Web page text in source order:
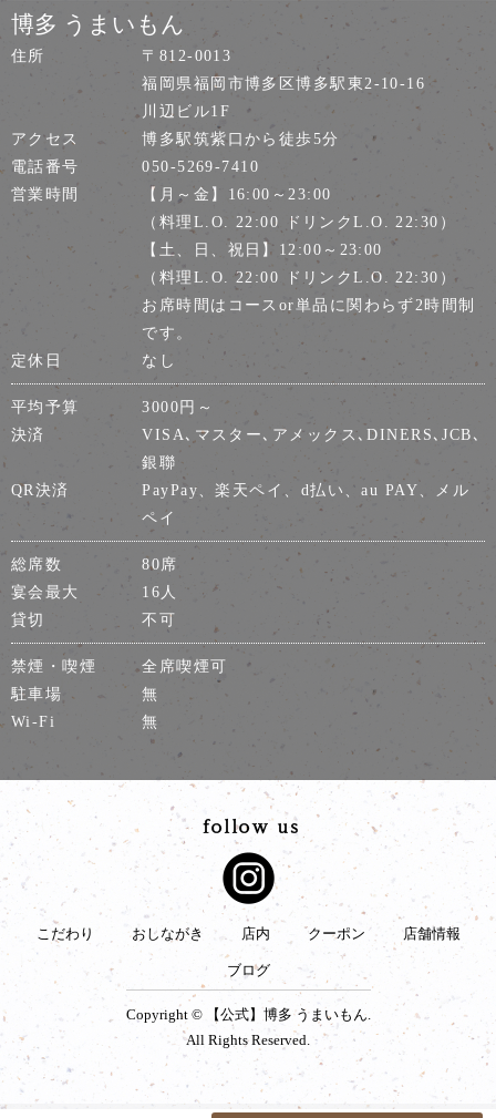
博多 うまいもん
住所
〒812-0013
福岡県福岡市博多区博多駅東2-10-16
川辺ビル1F
アクセス
博多駅筑紫口から徒歩5分
電話番号
050-5269-7410
営業時間
【月～金】16:00～23:00
（料理L.O. 22:00 ドリンクL.O. 22:30）
【土、日、祝日】12:00～23:00
（料理L.O. 22:00 ドリンクL.O. 22:30）
お席時間はコースor単品に関わらず2時間制
です。
定休日
なし
平均予算
3000円～
決済
VISA､マスター､アメックス､DINERS､JCB､
銀聯
QR決済
PayPay、楽天ペイ、d払い、au PAY、メル
ペイ
総席数
80席
宴会最大
16人
貸切
不可
禁煙・喫煙
全席喫煙可
駐車場
無
Wi-Fi
無
こだわり おしながき 店内 クーポン 店舗情報
ブログ
Copyright © 【公式】博多 うまいもん.
All Rights Reserved.